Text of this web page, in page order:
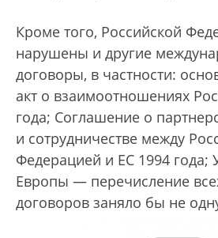
Кроме того, Российской
нарушены и другие
договоры, в частности:
акт о взаимоотношениях
года; Соглашение о
и сотрудничестве между
Федерацией и ЕС 1994 года;
Европы — перечисление
договоров заняло бы не